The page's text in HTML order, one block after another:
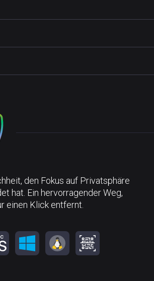
den Fokus auf Privatsphäre
hat. Ein hervorragender Weg,
einen Klick entfernt.